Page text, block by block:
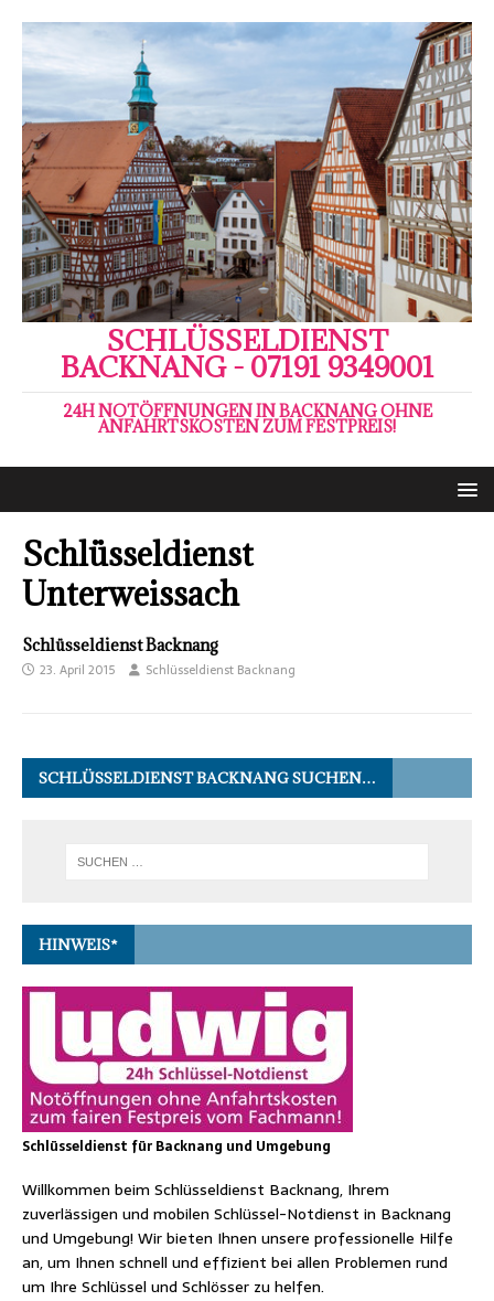
SCHLÜSSELDIENST
BACKNANG - 07191 9349001
24H NOTÖFFNUNGEN IN BACKNANG OHNE
ANFAHRTSKOSTEN ZUM FESTPREIS!
Schlüsseldienst
Unterweissach
Schlüsseldienst Backnang
23. April 2015 Schlüsseldienst Backnang
SCHLÜSSELDIENST BACKNANG SUCHEN…
HINWEIS*
Schlüsseldienst für Backnang und Umgebung
Willkommen beim Schlüsseldienst Backnang, Ihrem
zuverlässigen und mobilen Schlüssel-Notdienst in Backnang
und Umgebung! Wir bieten Ihnen unsere professionelle Hilfe
an, um Ihnen schnell und effizient bei allen Problemen rund
um Ihre Schlüssel und Schlösser zu helfen.